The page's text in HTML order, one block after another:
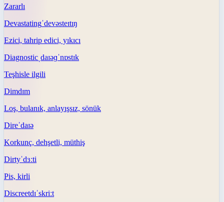
Zararlı
Devastatingˈdevəsteɪtɪŋ
Ezici, tahrip edici, yıkıcı
Diagnostic ˌdaɪəɡˈnɒstɪk
Teşhisle ilgili
Dimdɪm
Loş, bulanık, anlayışsız, sönük
Direˈdaɪə
Korkunç, dehşetli, müthiş
Dirtyˈdɜːti
Pis, kirli
Discreetdɪˈskriːt